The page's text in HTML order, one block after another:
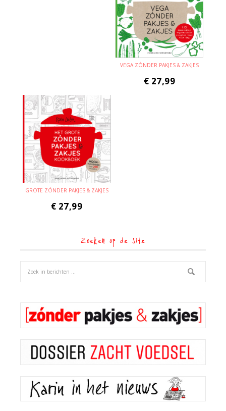
VEGA ZÓNDER PAKJES & ZAKJES
€ 27,99
GROTE ZÓNDER PAKJES & ZAKJES
€ 27,99
Zoeken op de site